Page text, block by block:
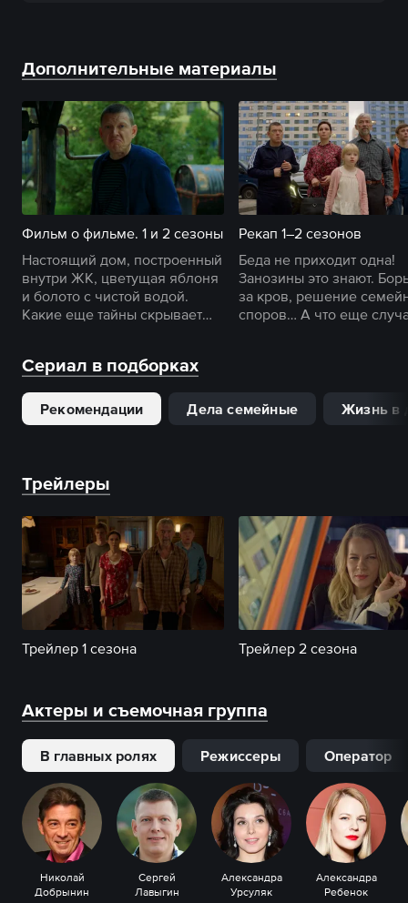
Дополнительные материалы
Фильм о фильме. 1 и 2 сезоны
Настоящий дом, построенный
внутри ЖК, цветущая яблоня
и болото с чистой водой.
Какие еще тайны скрывает
Рекап 1–2 сезонов
Беда не приходит одна!
Занозины это знают.
за кров, решение
споров… А что еще
Сериал в подборках
Рекомендации Дела семейные Жизнь в
Трейлеры
Трейлер 1 сезона Трейлер 2 сезона
Актеры и съемочная группа
В главных ролях Режиссеры Оператор
Николай
Добрынин
Сергей
Лавыгин
Александра
Урсуляк
Александра
Ребенок